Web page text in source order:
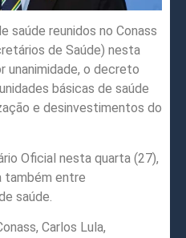
saúde reunidos no Conass
de Saúde) nesta
unanimidade, o decreto
básicas de saúde
e desinvestimentos do
Oficial nesta quarta (27),
também entre
saúde.
Carlos Lula,